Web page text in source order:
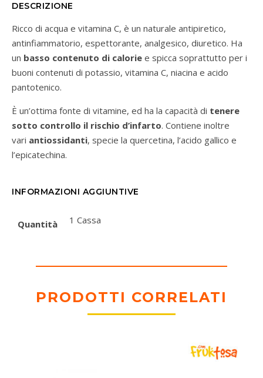
DESCRIZIONE
Ricco di acqua e vitamina C, è un naturale antipiretico,
antinfiammatorio, espettorante, analgesico, diuretico. Ha
un basso contenuto di calorie e spicca soprattutto per i
buoni contenuti di potassio, vitamina C, niacina e acido
pantotenico.
È un’ottima fonte di vitamine, ed ha la capacità di tenere
sotto controllo il rischio d’infarto. Contiene inoltre
vari antiossidanti, specie la quercetina, l’acido gallico e
l’epicatechina.
INFORMAZIONI AGGIUNTIVE
Quantità 1 Cassa
PRODOTTI CORRELATI